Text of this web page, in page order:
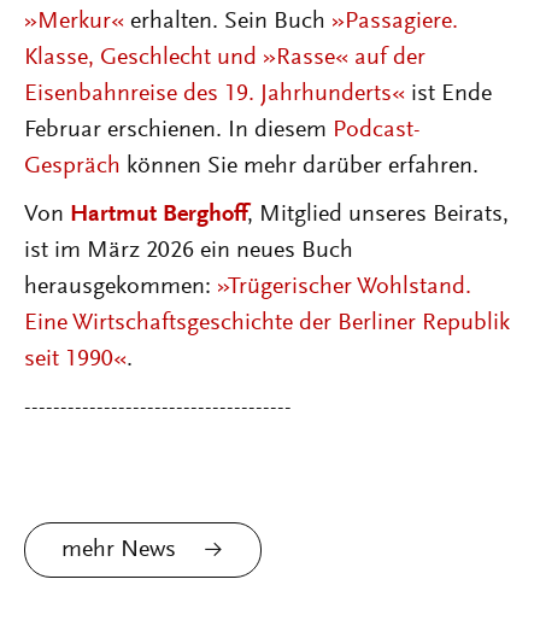
»Merkur« erhalten. Sein Buch »Passagiere.
Klasse, Geschlecht und »Rasse« auf der
Eisenbahnreise des 19. Jahrhunderts« ist Ende
Februar erschienen. In diesem Podcast-
Gespräch können Sie mehr darüber erfahren.
Von Hartmut Berghoff, Mitglied unseres Beirats,
ist im März 2026 ein neues Buch
herausgekommen: »Trügerischer Wohlstand.
Eine Wirtschaftsgeschichte der Berliner Republik
seit 1990«.
-------------------------------------
mehr News